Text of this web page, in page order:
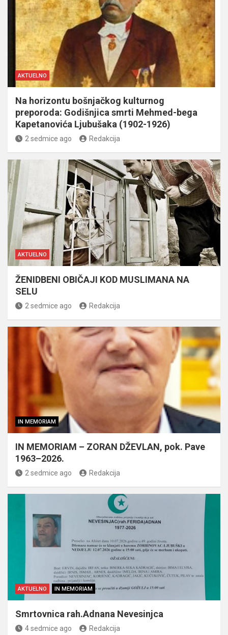
AKTUELNO
Na horizontu bošnjačkog kulturnog
preporoda: Godišnjica smrti Mehmed-bega
Kapetanovića Ljubušaka (1902-1926)
2 sedmice ago Redakcija
AKTUELNO
ŽENIDBENI OBIČAJI KOD MUSLIMANA NA
SELU
2 sedmice ago Redakcija
IN MEMORIAM
IN MEMORIAM – ZORAN DŽEVLAN, pok. Pave
1963–2026.
2 sedmice ago Redakcija
AKTUELNO IN MEMORIAM
Smrtovnica rah.Adnana Nevesinjca
4 sedmice ago Redakcija